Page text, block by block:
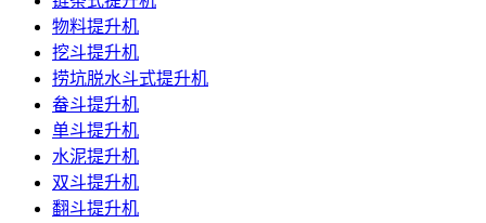
物料提升机
挖斗提升机
捞坑脱水斗式提升机
畚斗提升机
单斗提升机
水泥提升机
双斗提升机
翻斗提升机